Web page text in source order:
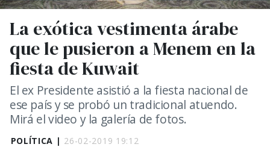
POLÍTICA | 26-02-2019 19:12
La exótica vestimenta árabe
que le pusieron a Menem en la
fiesta de Kuwait
El ex Presidente asistió a la fiesta nacional de
ese país y se probó un tradicional atuendo.
Mirá el video y la galería de fotos.